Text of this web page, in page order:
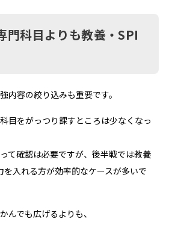
門科目よりも教養・SPI
内容の絞り込みも重要です。
目をがっつり課すところは少なくなっ
て確認は必要ですが、後半戦では教養
を入れる方が効率的なケースが多いで
んでも広げるよりも、